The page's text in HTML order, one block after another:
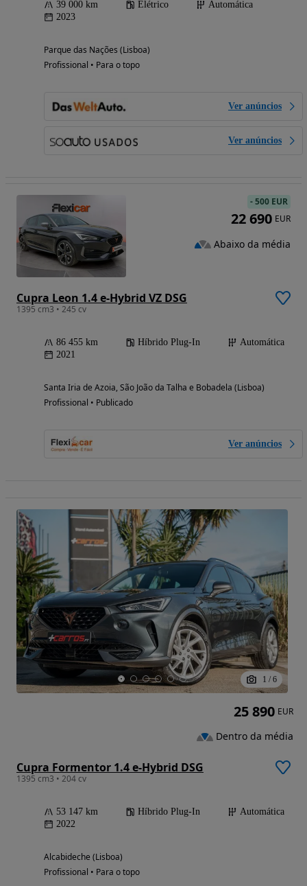
39 000 km Elétrico
Automática
2023
Parque das Nações (Lisboa)
Profissional • Para o topo
Ver anúncios
Ver anúncios
Cupra Leon 1.4 e-Hybrid VZ DSG
1395 cm3 • 245 cv
86 455 km Híbrido Plug-In
Automática
2021
Santa Iria de Azoia, São João da Talha e Bobadela (Lisboa)
Profissional • Publicado
Ver anúncios
-500 EUR
22 690 EUR
Abaixo da média
1 / 6
Cupra Formentor 1.4 e-Hybrid DSG
1395 cm3 • 204 cv
53 147 km Híbrido Plug-In
Automática
2022
Alcabideche (Lisboa)
Profissional • Para o topo
25 890 EUR
Dentro da média